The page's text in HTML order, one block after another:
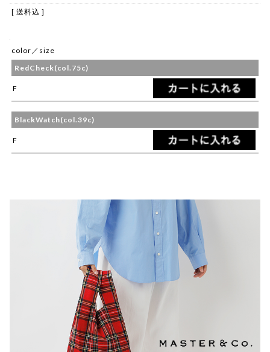
[ 送料込 ]
color／size
RedCheck(col.75c)
F
BlackWatch(col.39c)
F